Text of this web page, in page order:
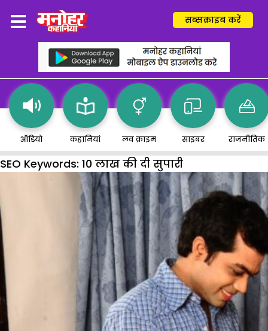
सब्सक्राइब करें
ऑडियो कहानियां लव क्राइम साइबर राजनीतिक
SEO Keywords: 10 लाख की दी सुपारी